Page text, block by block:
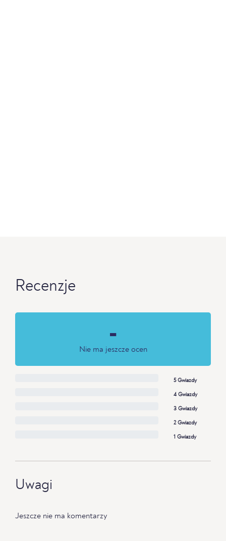
Recenzje
-
Nie ma jeszcze ocen
5 Gwiazdy
4 Gwiazdy
3 Gwiazdy
2 Gwiazdy
1 Gwiazdy
Uwagi
Jeszcze nie ma komentarzy